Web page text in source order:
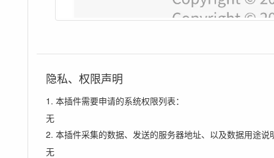
隐私、权限声明
1. 本插件需要申请的系统权限列表：
无
2. 本插件采集的数据、发送的服务器地址、以及数据用途说
无